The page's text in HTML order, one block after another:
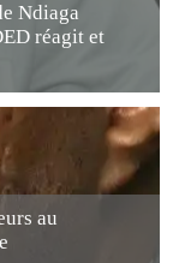
Ndiaga
réagit et
au